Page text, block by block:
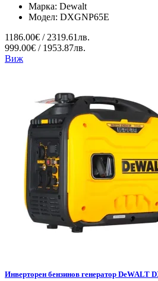
Марка: Dewalt
Модел: DXGNP65E
1186.00€ / 2319.61лв.
999.00€ / 1953.87лв.
Виж
Инверторен бензинов генератор DeWALT